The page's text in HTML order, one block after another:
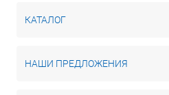
КАТАЛОГ
НАШИ ПРЕДЛОЖЕНИЯ